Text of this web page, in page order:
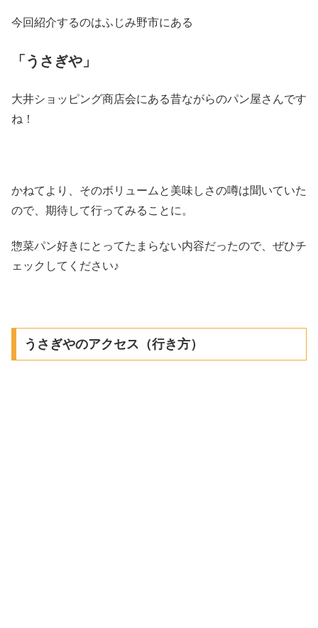
今回紹介するのはふじみ野市にある
「うさぎや」
大井ショッピング商店会にある昔ながらのパン屋さんです
ね！
かねてより、そのボリュームと美味しさの噂は聞いていた
ので、期待して行ってみることに。
惣菜パン好きにとってたまらない内容だったので、ぜひチ
ェックしてください♪
うさぎやのアクセス（行き方）